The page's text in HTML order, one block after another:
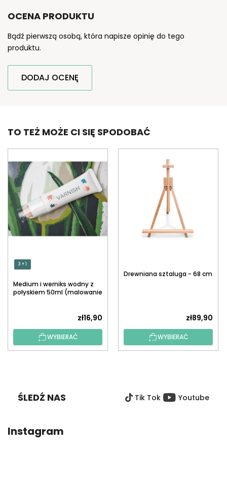
OCENA PRODUKTU
Bądź pierwszą osobą, która napisze opinię do tego
produktu.
DODAJ OCENĘ
TO TEŻ MOŻE CI SIĘ SPODOBAĆ
3 + 1
Medium i werniks wodny z
połyskiem 50ml (malowanie
zł16,90
WYBIERAĆ
Drewniana sztaluga - 68 cm
zł89,90
WYBIERAĆ
ŚLEDŹ NAS Tik Tok Youtube
Instagram